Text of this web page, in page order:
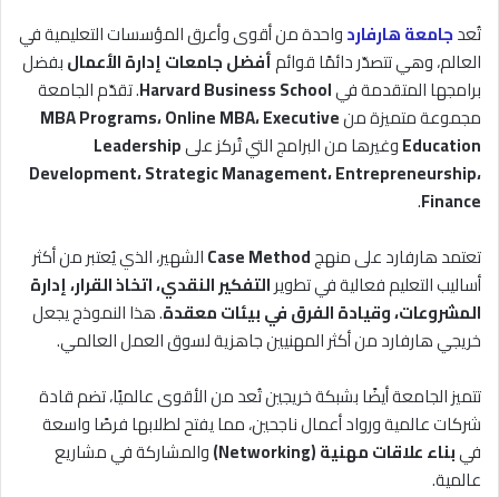
تُعدجامعة هارفاردواحدة من أقوى وأعرق المؤسسات التعليمية في
العالم، وهي تتصدّر دائمًا قوائمأفضل جامعات إدارة الأعمالبفضل
برامجها المتقدمة فيHarvard Business School. تقدّم الجامعة
مجموعة متميزة منMBA Programs، Online MBA، Executive
Educationوغيرها من البرامج التي تُركز علىLeadership
Development، Strategic Management، Entrepreneurship،
Finance
.
تعتمد هارفارد على منهجCase Methodالشهير، الذي يُعتبر من أكثر
أساليب التعليم فعالية في تطويرالتفكير النقدي، اتخاذ القرار، إدارة
المشروعات، وقيادة الفرق في بيئات معقدة. هذا النموذج يجعل
خريجي هارفارد من أكثر المهنيين جاهزية لسوق العمل العالمي.
تتميز الجامعة أيضًا بشبكة خريجين تُعد من الأقوى عالميًا، تضم قادة
شركات عالمية ورواد أعمال ناجحين، مما يفتح لطلابها فرصًا واسعة
فيبناء علاقات مهنية (Networking)
والمشاركة في مشاريع
عالمية.